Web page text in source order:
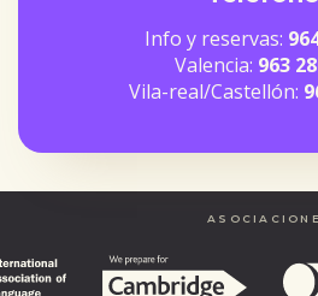
Info y reservas:
Valencia: 963
Vila-real/Castellón: